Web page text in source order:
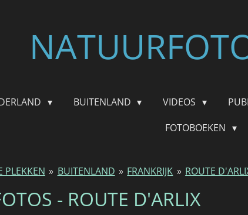
BUITENLAND VIDEOS
FOTOBOEKEN
PLEKKEN » BUITENLAND » FRANKRIJK » ROUTE
- ROUTE D'ARLIX